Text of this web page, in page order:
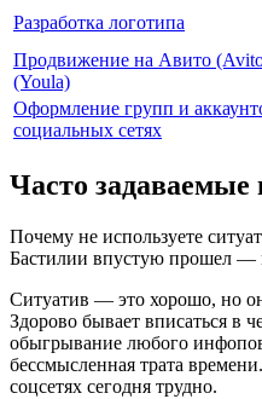
Разработка логотипа
Продвижение на Авито
(Youla)
Оформление групп и
социальных сетях
Часто задаваемые
Почему не используете
Бастилии впустую прошел —
Ситуатив — это хорошо, но
Здорово бывает вписаться в
обыгрывание любого
бессмысленная трата
соцсетях сегодня трудно.